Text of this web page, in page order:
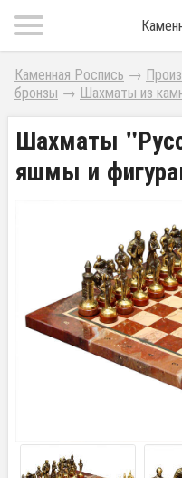
Каменная Роспись →
бронзы → Шахматы из
Шахматы
яшмы и